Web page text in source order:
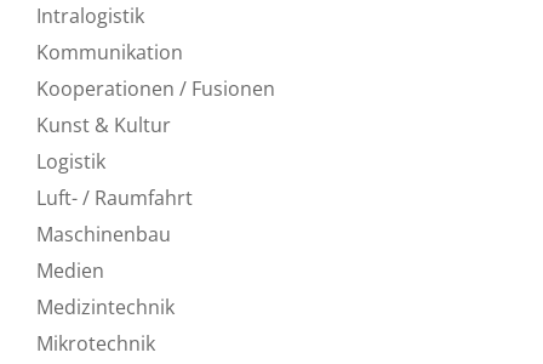
Intralogistik
Kommunikation
Kooperationen / Fusionen
Kunst & Kultur
Logistik
Luft- / Raumfahrt
Maschinenbau
Medien
Medizintechnik
Mikrotechnik